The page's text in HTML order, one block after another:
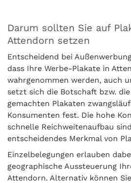
Darum sollten Sie auf
Attendorn setzen
Entscheidend bei
dass Ihre Werbe-Plakate in
wahrgenommen werden, auch
setzt sich die Botschaft bzw.
gemachten Plakaten
Konsumenten fest. Die hohe
schnelle Reichweitenaufbau
entscheidendes Merkmal von
Einzelbelegungen erlauben
geographische Aussteuerung
Attendorn. Alternativ können